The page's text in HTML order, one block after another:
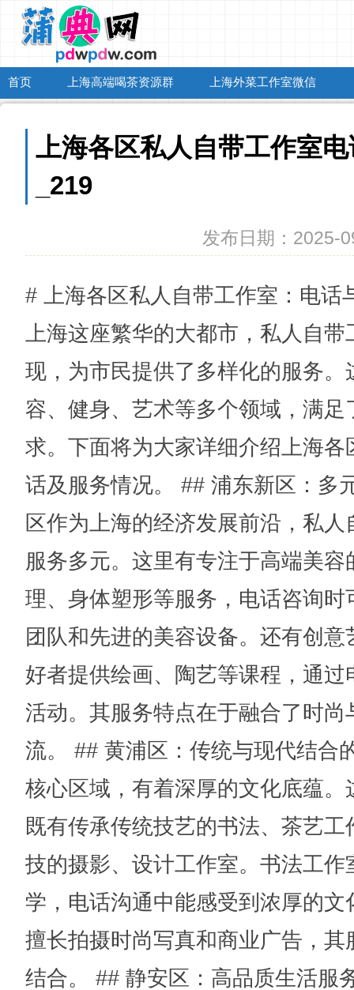
首页 上海高端喝茶资源群 上海外菜工作室微信
上海各区私人自带工作室
_219
发布日期：2025-
# 上海各区私人自带工作室：电话
上海这座繁华的大都市，私人自
现，为市民提供了多样化的服务
容、健身、艺术等多个领域，满
求。下面将为大家详细介绍上海
话及服务情况。 ## 浦东新区：多
区作为上海的经济发展前沿，私
服务多元。这里有专注于高端美
理、身体塑形等服务，电话咨询
团队和先进的美容设备。还有创
好者提供绘画、陶艺等课程，通
活动。其服务特点在于融合了时
流。 ## 黄浦区：传统与现代结合
核心区域，有着深厚的文化底蕴
既有传承传统技艺的书法、茶艺
技的摄影、设计工作室。书法工
学，电话沟通中能感受到浓厚的
擅长拍摄时尚写真和商业广告，
结合。 ## 静安区：高品质生活服